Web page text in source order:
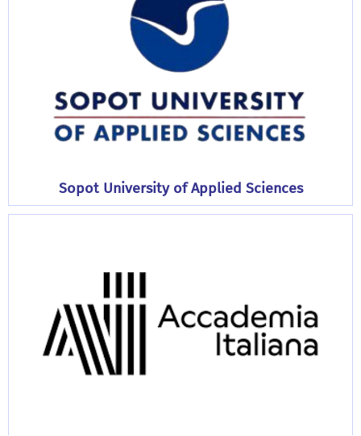
Sopot University of Applied Sciences